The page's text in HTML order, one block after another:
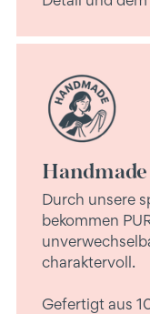
Handmade
Durch unsere
bekommen
charaktervoll.
Gefertigt aus